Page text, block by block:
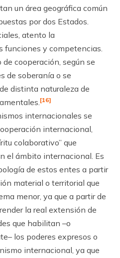
un área geográfica común
por dos Es­tados.
atento la
funciones y com­pe­tencias.
cooperación, según se
de sobe­­­­ranía o se
distinta naturaleza de
[16]
internacionales se
internacional,
colaborativo” que
el ámbito internacional. Es
de estos entes a partir
material o territorial que
menor, ya que a partir de
la real extensión de
que habilitan –o
los poderes expresos o
internacional, ya que